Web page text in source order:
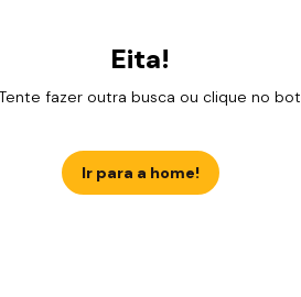
Eita!
fazer outra busca ou clique no
Ir para a home!